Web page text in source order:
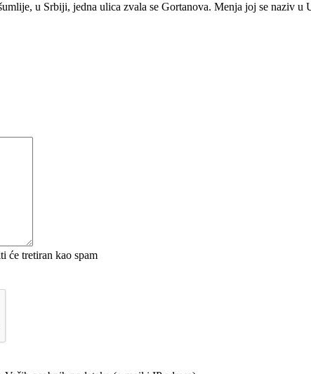
u Srbiji, jedna ulica zvala se Gortanova. Menja joj se naziv u
će tretiran kao spam